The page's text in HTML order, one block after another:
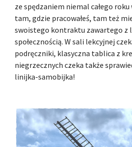
ze spędzaniem niemal całego
tam, gdzie pracowałeś, tam też
swoistego kontraktu zawartego z
społecznością. W sali lekcyjnej
podręczniki, klasyczna tablica z
niegrzecznych czeka także
linijka-samobijka!